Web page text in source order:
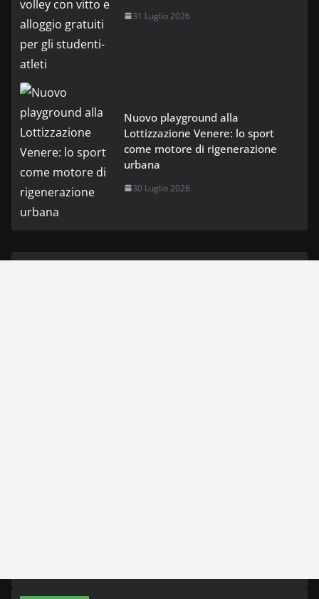
31 Luglio 2026
Nuovo playground alla
Lottizzazione Venere: lo sport
come motore di rigenerazione
urbana
30 Luglio 2026